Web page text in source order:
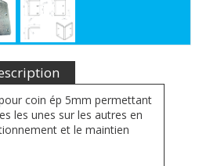
coin ép 5mm permettant
les unes sur les autres en
et le maintien